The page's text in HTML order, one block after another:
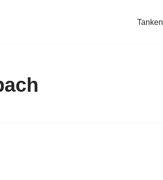
Tanken